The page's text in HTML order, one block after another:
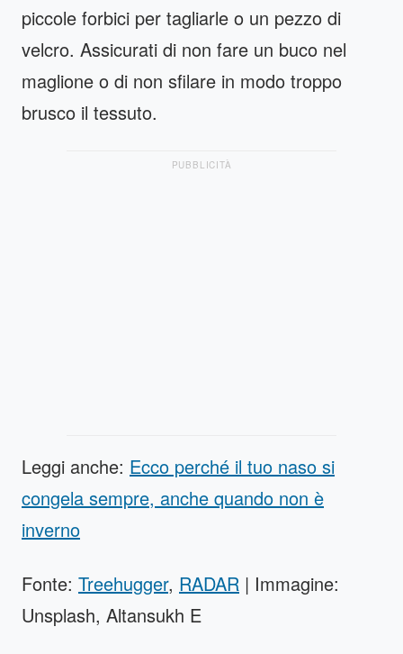
piccole forbici per tagliarle o un pezzo di
velcro. Assicurati di non fare un buco nel
maglione o di non sfilare in modo troppo
brusco il tessuto.
PUBBLICITÀ
Leggi anche: Ecco perché il tuo naso si
congela sempre, anche quando non è
inverno
Fonte: Treehugger, RADAR | Immagine:
Unsplash, Altansukh E